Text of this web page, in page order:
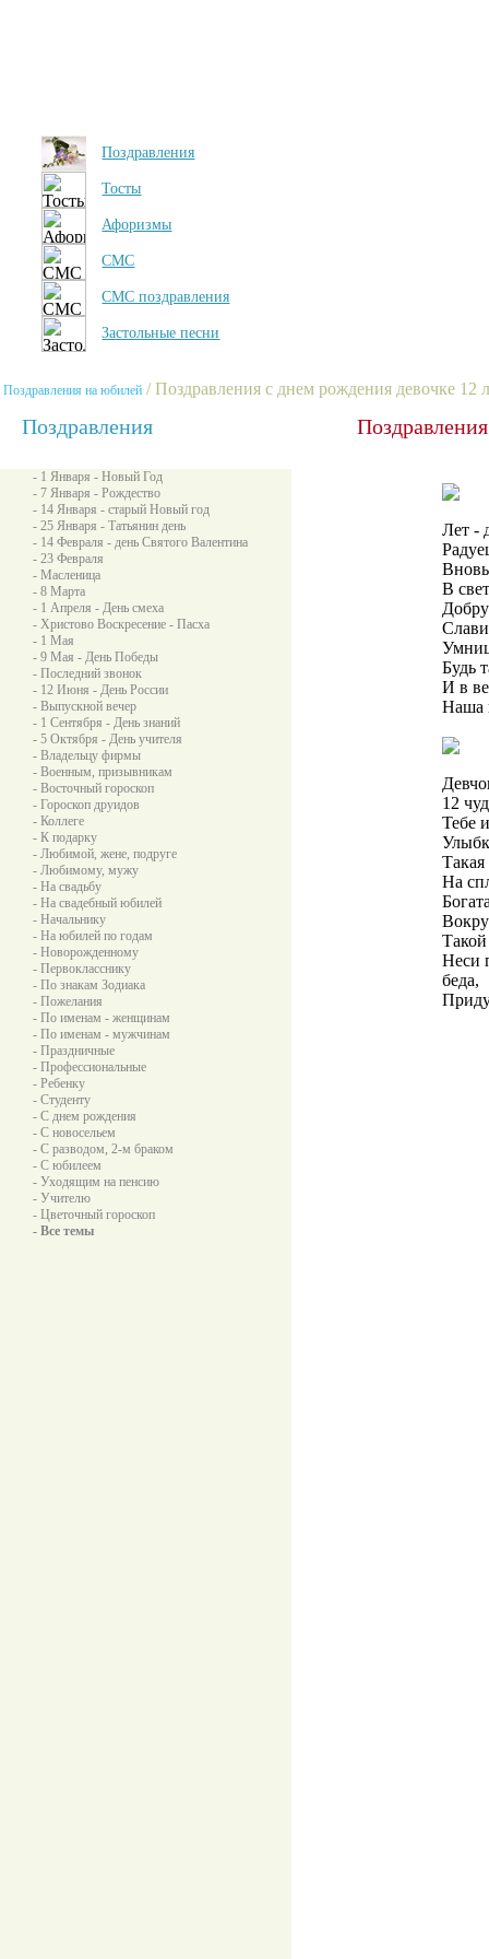
Поздравления
Тосты
Афоризмы
СМС
СМС поздравления
Застольные песни
Поздравления на юбилей / Поздравления с днем рождения девочке 12
Поздравления
- 1 Января - Новый Год
- 7 Января - Рождество
- 14 Января - старый Новый год
- 25 Января - Татьянин день
- 14 Февраля - день Святого Валентина
- 23 Февраля
- Масленица
- 8 Марта
- 1 Апреля - День смеха
- Христово Воскресение - Пасха
- 1 Мая
- 9 Мая - День Победы
- Последний звонок
- 12 Июня - День России
- Выпускной вечер
- 1 Сентября - День знаний
- 5 Октября - День учителя
- Владельцу фирмы
- Военным, призывникам
- Восточный гороскоп
- Гороскоп друидов
- Коллеге
- К подарку
- Любимой, жене, подруге
- Любимому, мужу
- На свадьбу
- На свадебный юбилей
- Начальнику
- На юбилей по годам
- Новорожденному
- Первокласснику
- По знакам Зодиака
- Пожелания
- По именам - женщинам
- По именам - мужчинам
- Праздничные
- Профессиональные
- Ребенку
- Студенту
- С днем рождения
- С новосельем
- С разводом, 2-м браком
- С юбилеем
- Уходящим на пенсию
- Учителю
- Цветочный гороскоп
- Все темы
Лет -
В
Будь
И в
Наша
12
Тебе
На
Неси
беда,